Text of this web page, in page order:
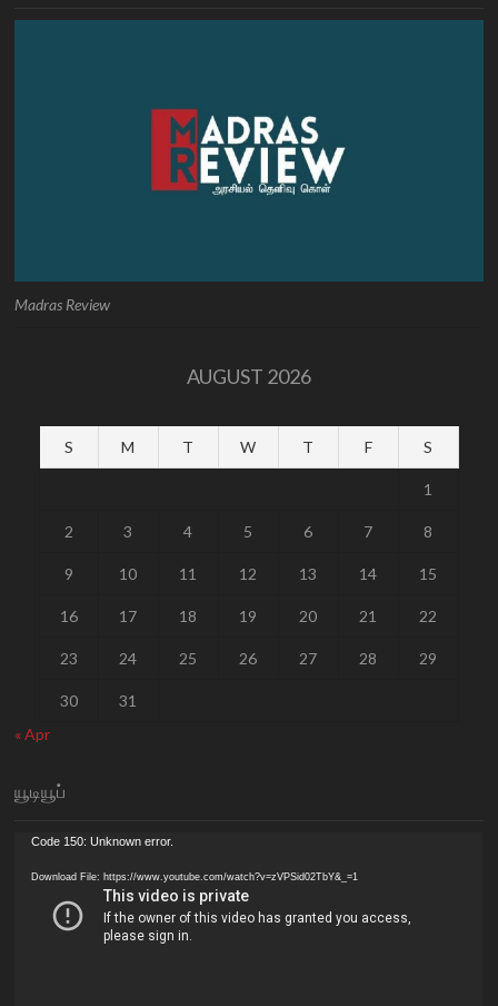
Madras Review
AUGUST 2026
S M T W T F S
1
2 3 4 5 6 7 8
9 10 11 12 13 14 15
16 17 18 19 20 21 22
23 24 25 26 27 28 29
30
31
« Apr
யூடியூப்
Video
Code 150: Unknown error.
Download File: https://www.youtube.com/watch?v=zVPSid02TbY&_=1